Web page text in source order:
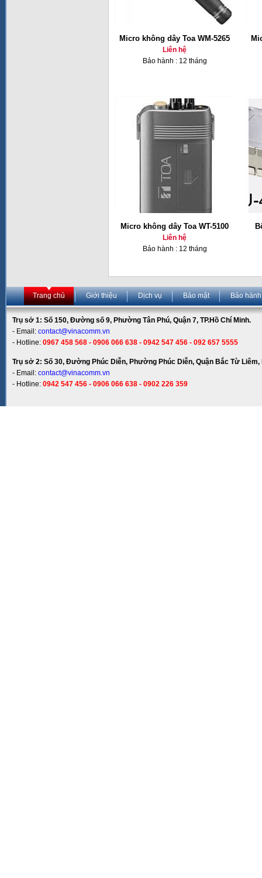
Micro không dây Toa WM-5265
Liên hệ
Bảo hành : 12 tháng
Micro không dây Toa WT-5100
Liên hệ
Bảo hành : 12 tháng
Trang chủ Giới thiệu Dịch vụ Bảo mật Bảo hành
Trụ sở 1: Số 150, Đường số 9, Phường Tân Phú, Quận 7, TP.Hồ Chí Minh.
- Email: contact@vinacomm.vn
- Hotline: 0967 458 568 - 0906 066 638 - 0942 547 456 - 092 657 5555
Trụ sở 2: Số 30, Đường Phúc Diễn, Phường Phúc Diễn, Quận Bắc Từ Liêm,
- Email: contact@vinacomm.vn
- Hotline: 0942 547 456 - 0906 066 638 - 0902 226 359